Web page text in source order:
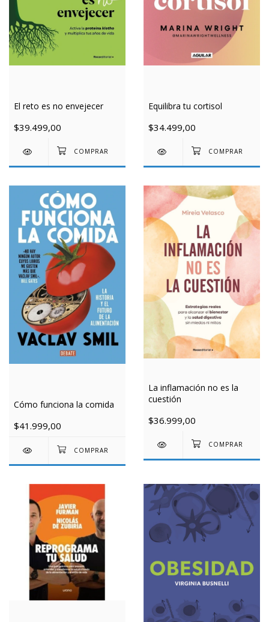
El reto es no envejecer
$39.499,00
Equilibra tu cortisol
$34.499,00
Cómo funciona la comida
$41.999,00
La inflamación no es la
cuestión
$36.999,00